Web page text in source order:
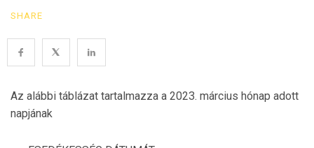
SHARE
Az alábbi táblázat tartalmazza a 2023. március hónap adott
napjának